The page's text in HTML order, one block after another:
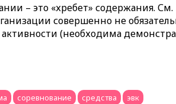
– это «хребет» содержания.
совершенно не
(необходима
соревнование средства эвк